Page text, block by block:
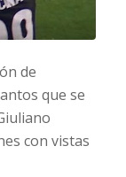
de
que se
con vistas